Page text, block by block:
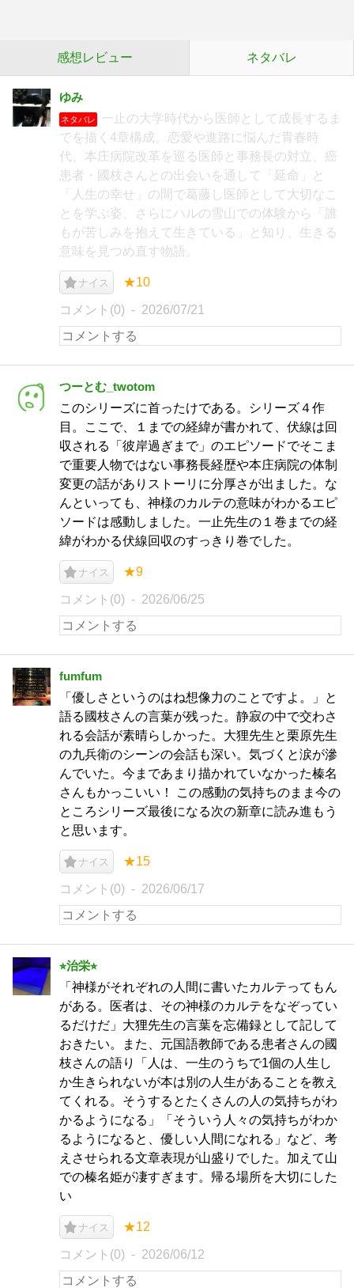
感想レビュー ネタバレ
ゆみ
ネタバレ
一止の大学時代から医師として成長するま
でを描く4章構成。恋愛や進路に悩んだ青春時
代、本庄病院改革を巡る医師と事務長の対立、癌
患者・國枝さんとの出会いを通して「延命」と
「人生の幸せ」の間で葛藤し医師として大切なこ
とを学ぶ姿、さらにハルの雪山での体験から「誰
もが苦しみを抱えて生きている」と知り、生きる
意味を見つめ直す物語。
ナイス ★10
コメント(0) 2026/07/21
つーとむ_twotom
このシリーズに首ったけである。シリーズ４作
目。ここで、１までの経緯が書かれて、伏線は回
収される「彼岸過ぎまで」のエピソードでそこま
で重要人物ではない事務長経歴や本庄病院の体制
変更の話がありストーリに分厚さが出ました。な
んといっても、神様のカルテの意味がわかるエピ
ソードは感動しました。一止先生の１巻までの経
緯がわかる伏線回収のすっきり巻でした。
ナイス ★9
コメント(0) 2026/06/25
fumfum
「優しさというのはね想像力のことですよ。」と
語る國枝さんの言葉が残った。静寂の中で交わさ
れる会話が素晴らしかった。大狸先生と栗原先生
の九兵衛のシーンの会話も深い。気づくと涙が滲
んでいた。今まであまり描かれていなかった榛名
さんもかっこいい！ この感動の気持ちのまま今の
ところシリーズ最後になる次の新章に読み進もう
と思います。
ナイス ★15
コメント(0) 2026/06/17
⭐︎治栄⭐︎
「神様がそれぞれの人間に書いたカルテってもん
がある。医者は、その神様のカルテをなぞってい
るだけだ」大狸先生の言葉を忘備録として記して
おきたい。また、元国語教師である患者さんの國
枝さんの語り「人は、一生のうちで1個の人生し
か生きられないが本は別の人生があることを教え
てくれる。そうするとたくさんの人の気持ちがわ
かるようになる」「そういう人々の気持ちがわか
るようになると、優しい人間になれる」など、考
えさせられる文章表現が山盛りでした。加えて山
での榛名姫が凄すぎます。帰る場所を大切にした
い
ナイス ★12
コメント(0) 2026/06/12